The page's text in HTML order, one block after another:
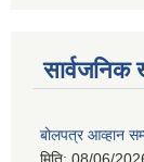
सार्वजनिक
बोलपत्र आव्हान